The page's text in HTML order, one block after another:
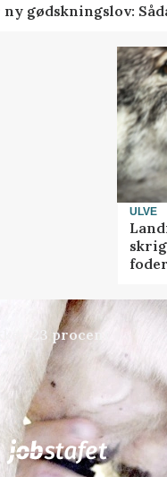
gødskningslov:
ULVE
23 procent
76ledige